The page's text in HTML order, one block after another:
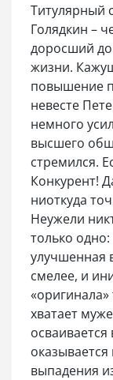
Титулярный
Голядкин –
доросший до
жизни.
повышение
невесте
немного
высшего
стремился.
Конкурент!
ниоткуда
Неужели
только
улучшенная
смелее, и
хватает
выпадения